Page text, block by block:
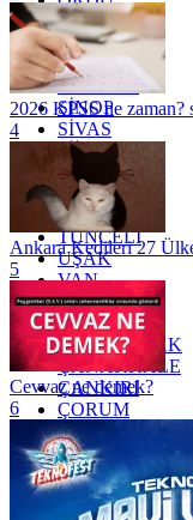
OSMANİYE
RİZE
SAKARYA
SAMSUN
SİNOP
SİVAS
SİİRT
TEKİRDAĞ
TOKAT
TRABZON
TUNCELİ
UŞAK
VAN
YALOVA
YOZGAT
ZONGULDAK
ÇANAKKALE
ÇANKIRI
ÇORUM
İSTANBUL
İZMİR
ŞANLIURFA
ŞIRNAK
2026 KPSS ne zaman?
4
Ankara Kedileri 27
5
Cevvaz ne demek?
6